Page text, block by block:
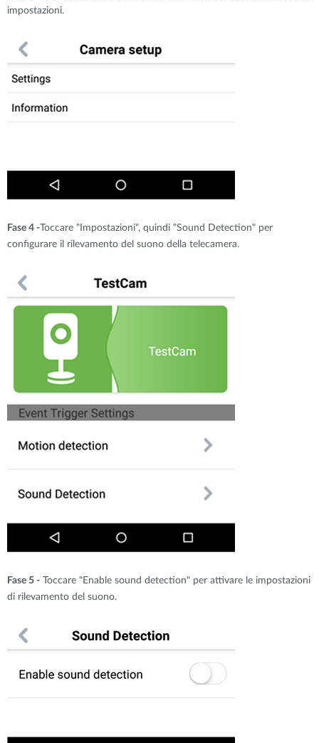
impostazioni.
Fase 4 - Toccare "Impostazioni", quindi "Sound Detection" per
configurare il rilevamento del suono della telecamera.
Fase 5 - Toccare "Enable sound detection" per attivare le impostazioni
di rilevamento del suono.